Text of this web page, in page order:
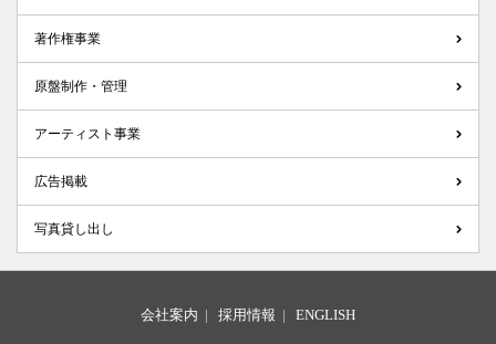
著作権事業
原盤制作・管理
アーティスト事業
広告掲載
写真貸し出し
会社案内 | 採用情報 | ENGLISH